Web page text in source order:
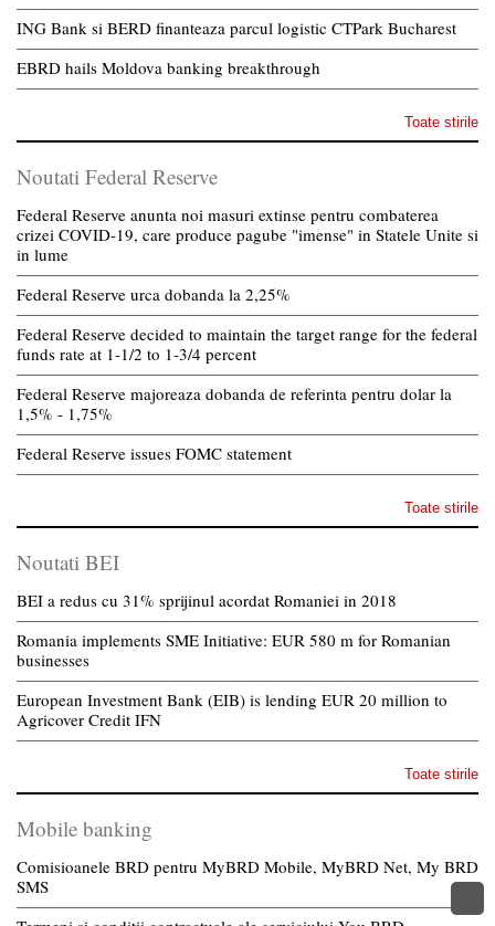
ING Bank si BERD finanteaza parcul logistic CTPark Bucharest
EBRD hails Moldova banking breakthrough
Toate stirile
Noutati Federal Reserve
Federal Reserve anunta noi masuri extinse pentru combaterea
crizei COVID-19, care produce pagube "imense" in Statele Unite si
in lume
Federal Reserve urca dobanda la 2,25%
Federal Reserve decided to maintain the target range for the federal
funds rate at 1-1/2 to 1-3/4 percent
Federal Reserve majoreaza dobanda de referinta pentru dolar la
1,5% - 1,75%
Federal Reserve issues FOMC statement
Toate stirile
Noutati BEI
BEI a redus cu 31% sprijinul acordat Romaniei in 2018
Romania implements SME Initiative: EUR 580 m for Romanian
businesses
European Investment Bank (EIB) is lending EUR 20 million to
Agricover Credit IFN
Toate stirile
Mobile banking
Comisioanele BRD pentru MyBRD Mobile, MyBRD Net, My BRD
SMS